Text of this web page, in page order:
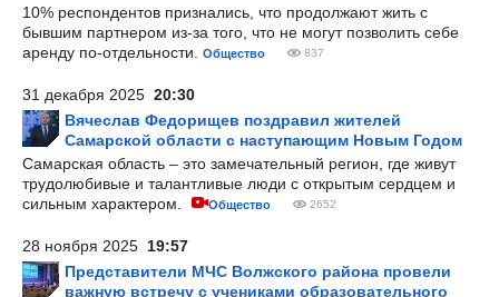
10% респондентов признались, что продолжают жить с
бывшим партнером из-за того, что не могут позволить себе
аренду по-отдельности.
Общество 837
31 декабря 2025 20:30
Вячеслав Федорищев поздравил жителей
Самарской области с наступающим Новым Годом
Самарская область – это замечательный регион, где живут
трудолюбивые и талантливые люди с открытым сердцем и
сильным характером.
Общество 2652
28 ноября 2025 19:57
Представители МЧС Волжского района провели
важную встречу с учениками образовательного